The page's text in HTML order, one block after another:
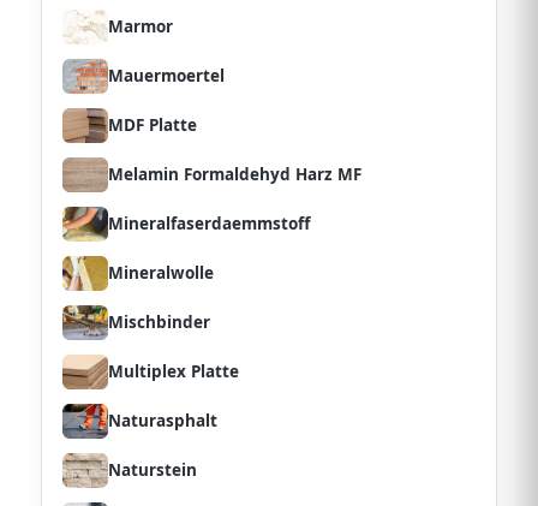
Marmor
Mauermoertel
MDF Platte
Melamin Formaldehyd Harz MF
Mineralfaserdaemmstoff
Mineralwolle
Mischbinder
Multiplex Platte
Naturasphalt
Naturstein